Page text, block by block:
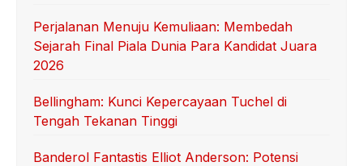
Perjalanan Menuju Kemuliaan: Membedah
Sejarah Final Piala Dunia Para Kandidat Juara
2026
Bellingham: Kunci Kepercayaan Tuchel di
Tengah Tekanan Tinggi
Banderol Fantastis Elliot Anderson: Potensi